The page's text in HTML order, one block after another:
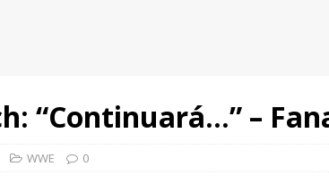
“Continuará…” –
WWE 0